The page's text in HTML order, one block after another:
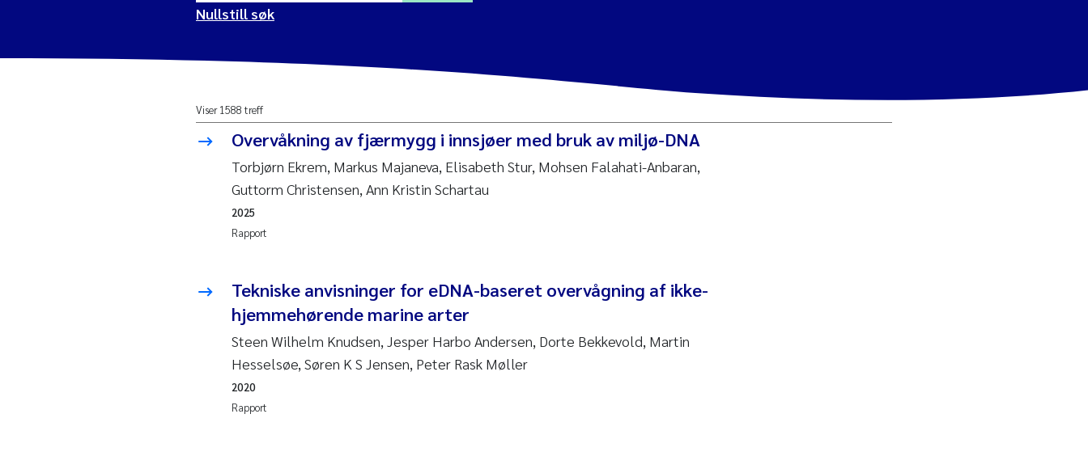
2025
2024
2022
2021
2020
2019
2018
Nullstill
Yan Lin
Kristina Øie Kvile
Areti Balkoni
Charles Patrick Lavin
Eirin Aasland
Andy Stock
Nullstill
Nullstill søk
Viser 1588 treff
Overvåkning av fjærmygg i innsjøer med bruk av miljø-DNA
Torbjørn Ekrem, Markus Majaneva, Elisabeth Stur, Mohsen Falahati-Anbaran,
Guttorm Christensen, Ann Kristin Schartau
Rapport
2025
Tekniske anvisninger for eDNA-baseret overvågning af ikke-
hjemmehørende marine arter
Steen Wilhelm Knudsen, Jesper Harbo Andersen, Dorte Bekkevold, Martin
Hesselsøe, Søren K S Jensen, Peter Rask Møller
Rapport
2020